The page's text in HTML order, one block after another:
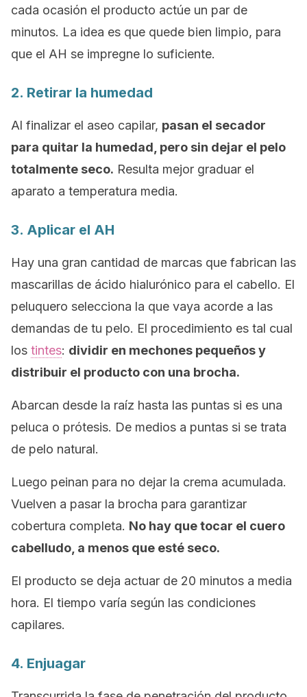
cada ocasión el producto actúe un par de
minutos. La idea es que quede bien limpio, para
que el AH se impregne lo suficiente.
2. Retirar la humedad
Al finalizar el aseo capilar, pasan el secador
para quitar la humedad, pero sin dejar el pelo
totalmente seco. Resulta mejor graduar el
aparato a temperatura media.
3. Aplicar el AH
Hay una gran cantidad de marcas que fabrican las
mascarillas de ácido hialurónico para el cabello. El
peluquero selecciona la que vaya acorde a las
demandas de tu pelo. El procedimiento es tal cual
los tintes: dividir en mechones pequeños y
distribuir el producto con una brocha.
Abarcan desde la raíz hasta las puntas si es una
peluca o prótesis. De medios a puntas si se trata
de pelo natural.
Luego peinan para no dejar la crema acumulada.
Vuelven a pasar la brocha para garantizar
cobertura completa. No hay que tocar el cuero
cabelludo, a menos que esté seco.
El producto se deja actuar de 20 minutos a media
hora. El tiempo varía según las condiciones
capilares.
4. Enjuagar